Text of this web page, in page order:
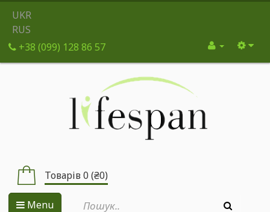
UKR
RUS
+38 (099) 128 86 57
Товарів 0 (₴0)
Menu